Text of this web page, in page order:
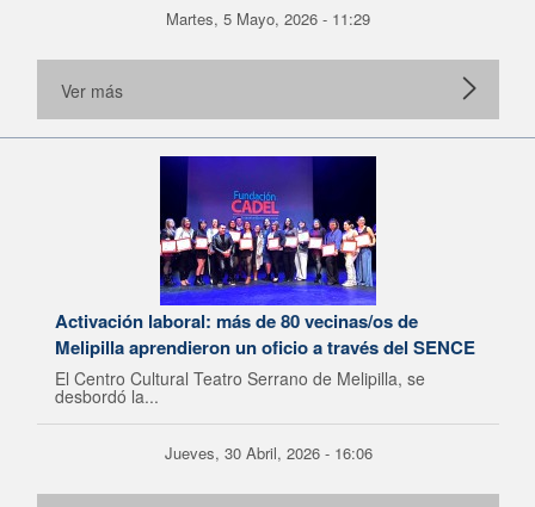
Martes, 5 Mayo, 2026 - 11:29
Ver más
Activación laboral: más de 80 vecinas/os de
Melipilla aprendieron un oficio a través del SENCE
El Centro Cultural Teatro Serrano de Melipilla, se
desbordó la...
Jueves, 30 Abril, 2026 - 16:06